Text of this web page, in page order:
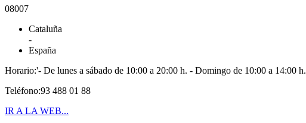
08007
Cataluña
-
España
Horario:'- De lunes a sábado de 10:00 a 20:00 h. - Domingo de 10:00 a 14:00 h.
Teléfono:93 488 01 88
IR A LA WEB...